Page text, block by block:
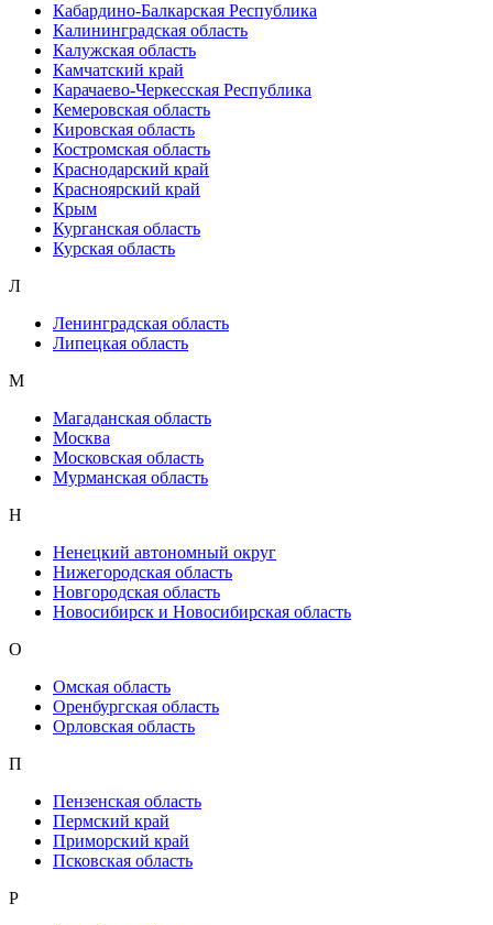
Кабардино-Балкарская Республика
Калининградская область
Калужская область
Камчатский край
Карачаево-Черкесская Республика
Кемеровская область
Кировская область
Костромская область
Краснодарский край
Красноярский край
Крым
Курганская область
Курская область
Л
Ленинградская область
Липецкая область
М
Магаданская область
Москва
Московская область
Мурманская область
Н
Ненецкий автономный округ
Нижегородская область
Новгородская область
Новосибирск и Новосибирская область
О
Омская область
Оренбургская область
Орловская область
П
Пензенская область
Пермский край
Приморский край
Псковская область
Р